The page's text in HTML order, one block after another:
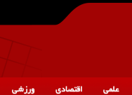
علمی اقتصادی ورزشی